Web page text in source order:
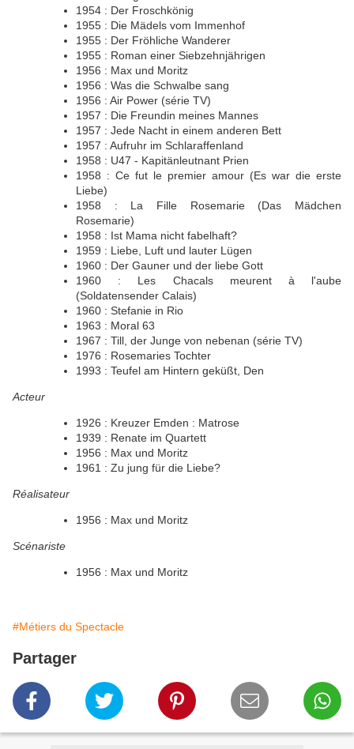
1954 : Der Froschkönig
1955 : Die Mädels vom Immenhof
1955 : Der Fröhliche Wanderer
1955 : Roman einer Siebzehnjährigen
1956 : Max und Moritz
1956 : Was die Schwalbe sang
1956 : Air Power (série TV)
1957 : Die Freundin meines Mannes
1957 : Jede Nacht in einem anderen Bett
1957 : Aufruhr im Schlaraffenland
1958 : U47 - Kapitänleutnant Prien
1958 : Ce fut le premier amour (Es war die erste
Liebe)
1958 : La Fille Rosemarie (Das Mädchen
Rosemarie)
1958 : Ist Mama nicht fabelhaft?
1959 : Liebe, Luft und lauter Lügen
1960 : Der Gauner und der liebe Gott
1960 : Les Chacals meurent à l'aube
(Soldatensender Calais)
1960 : Stefanie in Rio
1963 : Moral 63
1967 : Till, der Junge von nebenan (série TV)
1976 : Rosemaries Tochter
1993 : Teufel am Hintern geküßt, Den
Acteur
1926 : Kreuzer Emden : Matrose
1939 : Renate im Quartett
1956 : Max und Moritz
1961 : Zu jung für die Liebe?
Réalisateur
1956 : Max und Moritz
Scénariste
1956 : Max und Moritz
#Métiers du Spectacle
Partager